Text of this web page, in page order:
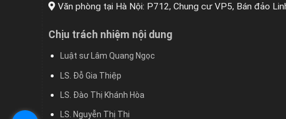
Văn phòng tại Hà Nội: P712, Chung cư VP5, Bán đảo
Chịu trách nhiệm nội dung
Luật sư Lâm Quang Ngọc
LS. Đỗ Gia Thiệp
LS. Đào Thị Khánh Hòa
LS. Nguyễn Thị Thi